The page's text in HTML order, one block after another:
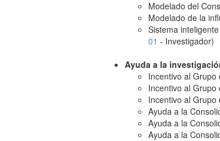
Modelado del
Modelado de la
Sistema
01 - Investigador)
Ayuda a la
Incentivo al
Incentivo al
Incentivo al
Ayuda a la
Ayuda a la
Ayuda a la